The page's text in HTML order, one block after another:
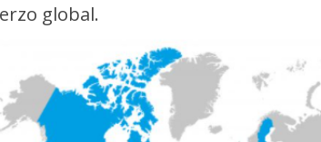
global.